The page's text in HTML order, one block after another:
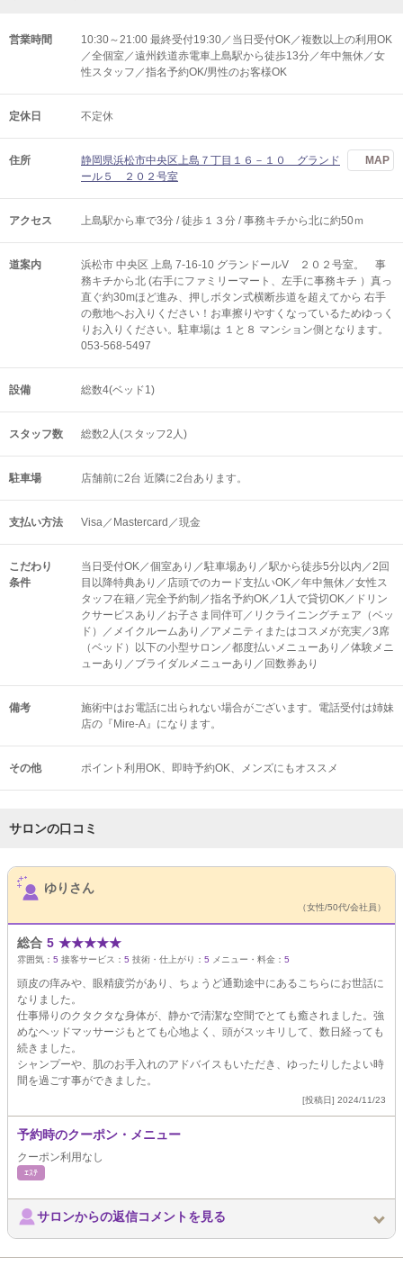
営業時間
10:30～21:00 最終受付19:30／当日受付OK／複数以上の利用OK
／全個室／遠州鉄道赤電車上島駅から徒歩13分／年中無休／女
性スタッフ／指名予約OK/男性のお客様OK
定休日 不定休
住所
静岡県浜松市中央区上島７丁目１６－１０ グランド
ール５ ２０２号室
MAP
アクセス 上島駅から車で3分 / 徒歩１３分 / 事務キチから北に約50ｍ
道案内
浜松市 中央区 上島 7-16-10 グランドールV ２０２号室。 事
務キチから北 (右手にファミリーマート、左手に事務キチ ）真っ
直ぐ約30mほど進み、押しボタン式横断歩道を超えてから 右手
の敷地へお入りください！お車擦りやすくなっているためゆっく
りお入りください。駐車場は １と８ マンション側となります。
053-568-5497
設備 総数4(ベッド1)
スタッフ数 総数2人(スタッフ2人)
駐車場 店舗前に2台 近隣に2台あります。
支払い方法 Visa／Mastercard／現金
こだわり
条件
当日受付OK／個室あり／駐車場あり／駅から徒歩5分以内／2回
目以降特典あり／店頭でのカード支払いOK／年中無休／女性ス
タッフ在籍／完全予約制／指名予約OK／1人で貸切OK／ドリン
クサービスあり／お子さま同伴可／リクライニングチェア（ベッ
ド）／メイクルームあり／アメニティまたはコスメが充実／3席
（ベッド）以下の小型サロン／都度払いメニューあり／体験メニ
ューあり／ブライダルメニューあり／回数券あり
備考
施術中はお電話に出られない場合がございます。電話受付は姉妹
店の『Mire-A』になります。
その他 ポイント利用OK 即時予約OK メンズにもオススメ
サロンの口コミ
サロンPick Up
ゆりさん
（女性/50代/会社員）
総合 5 ★★★★★
雰囲気： 5 接客サービス： 5 技術・仕上がり： 5 メニュー・料金： 5
頭皮の痒みや、眼精疲労があり、ちょうど通勤途中にあるこちらにお世話に
なりました。
仕事帰りのクタクタな身体が、静かで清潔な空間でとても癒されました。強
めなヘッドマッサージもとても心地よく、頭がスッキリして、数日経っても
続きました。
シャンプーや、肌のお手入れのアドバイスもいただき、ゆったりしたよい時
間を過ごす事ができました。
[投稿日] 2024/11/23
予約時のクーポン・メニュー
クーポン利用なし
ｴｽﾃ
サロンからの返信コメントを見る